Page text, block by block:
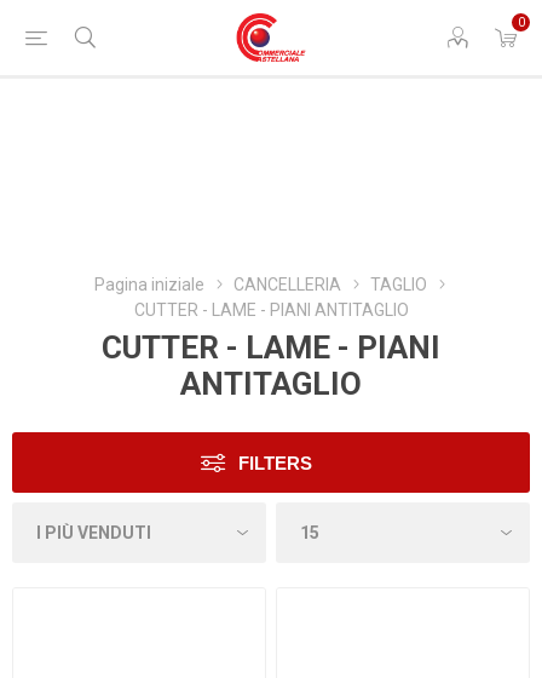
0
Pagina iniziale CANCELLERIA
TAGLIO
CUTTER - LAME - PIANI ANTITAGLIO
CUTTER - LAME - PIANI
ANTITAGLIO
FILTERS